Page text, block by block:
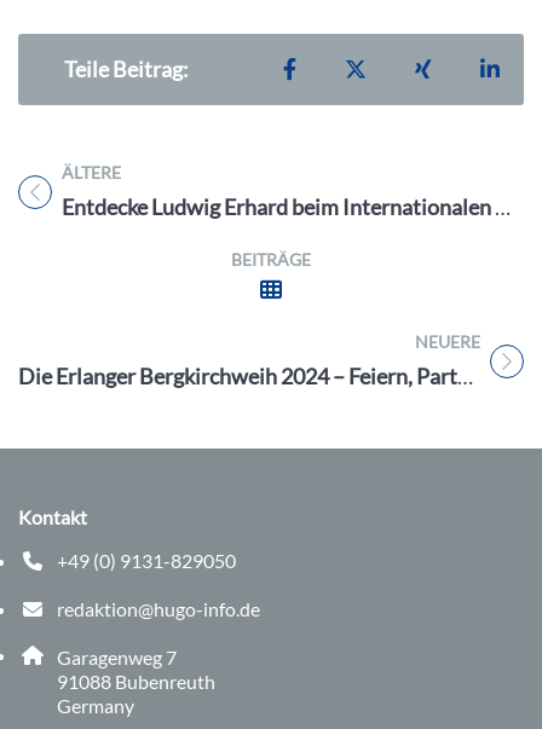
Teile Beitrag: Teilen auf Facebook
Teilen auf XTeilen auf
ÄLTERE
Titel für Beitrag
Entdecke Ludwig Erhard beim Internationalen Museumstag am So. 19.5.24 im Ludwig Erhard Zentrum Fürth
BEITRÄGE
NEUERE
Titel für Beitrag
Die Erlanger Bergkirchweih 2024 – Feiern, Party, gute Laune !
Kontakt
+49 (0) 9131-829050
Telefonnummer: 0 9 1 3 1 8 2 9 0 5 0
redaktion@hugo-info.de
E-Mail Adresse: redaktion@hugo-info.de
Adresse:
Garagenweg 7
91088 , 9 1 0 8 8
Bubenreuth
Germany